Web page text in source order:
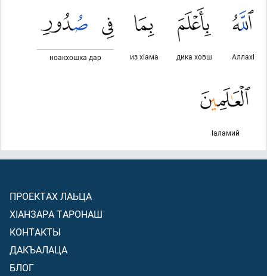
Аллахl
дика ховш
из хlама
ноакхошка дар
lаламий
ПРОЕКТАХ ЛАЬЦА
ХIАНЗАРА ТАРОНАШ
КОНТАКТЫ
ДАКЪАЛАЦА
БЛОГ